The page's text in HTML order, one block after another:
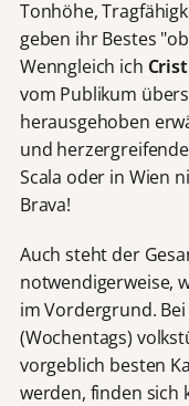
Tonhöhe,
geben ihr Bestes
Wenngleich ich
vom Publikum
herausgehoben
und
Scala oder in Wien
Brava!
Auch steht der
notwendigerweise,
im Vordergrund.
(Wochentags)
vorgeblich besten
werden, finden sich